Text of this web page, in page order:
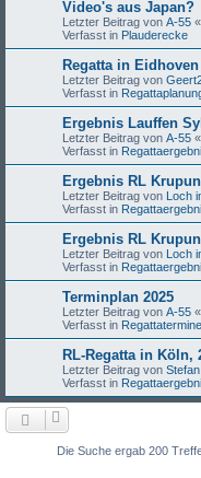
Video's aus Japan?
Letzter Beitrag von A-55 «
Verfasst in Plauderecke
Regatta in Eidhoven
Letzter Beitrag von
Verfasst in
Ergebnis Lauffen
Letzter Beitrag von A-55 «
Verfasst in
Ergebnis RL
Letzter Beitrag von Loch
Verfasst in
Ergebnis RL
Letzter Beitrag von Loch
Verfasst in
Terminplan 2025
Letzter Beitrag von A-55 «
Verfasst in Regattatermine
RL-Regatta in Köln,
Letzter Beitrag von Stefan
Verfasst in
Die Suche ergab 200